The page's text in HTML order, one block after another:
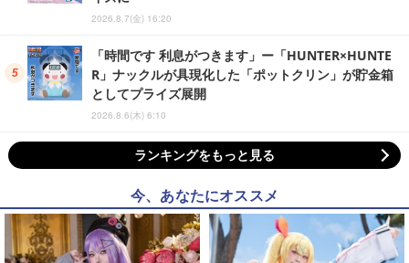
2026.8.7(金) 16:20
「時間です 利息がつきます」ー「HUNTER×HUNTE
R」ナックルが具現化した「ポットクリン」が貯金箱
としてプライズ展開
2026.8.6(木) 6:10
ランキングをもっと見る
今、あなたにオススメ